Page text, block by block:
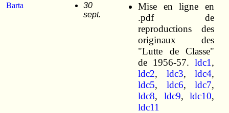
Barta
30
sept.
Mise en ligne en
.pdf de
reproductions des
originaux des
"Lutte de Classe"
de 1956-57.ldc1 ,
ldc2, ldc3,ldc4,
ldc5, ldc6,ldc7,
ldc8, ldc9,ldc10,
ldc11